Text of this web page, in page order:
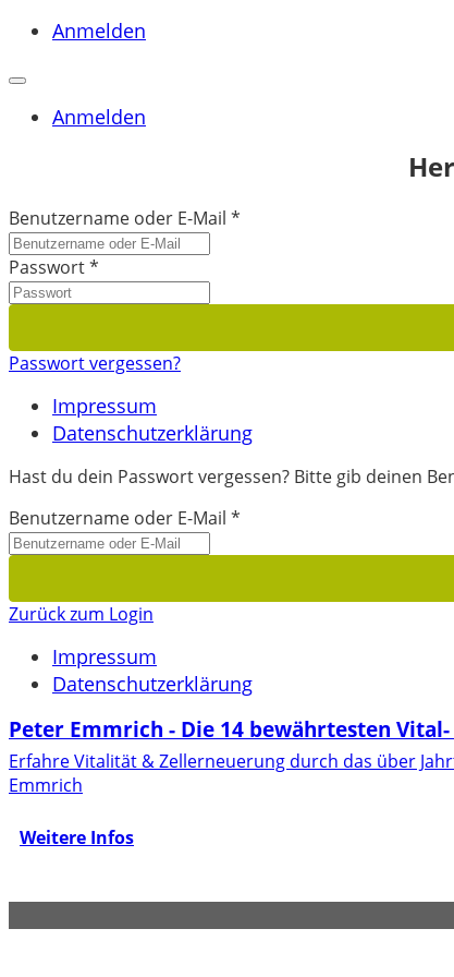
Anmelden
Anmelden
Benutzername oder E-Mail *
Passwort*
Passwort vergessen?
Impressum
Datenschutzerklärung
Hast du dein Passwort vergessen? Bitte gib deinen
Benutzername oder E-Mail *
Zurück zum Login
Impressum
Datenschutzerklärung
Peter Emmrich - Die 14 bewährtesten
Erfahre Vitalität & Zellerneuerung durch das über
Emmrich
Weitere Infos